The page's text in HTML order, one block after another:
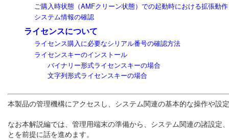
ご購入時状態（AMFクリーン状態）での起動時における拡張動作
システム情報の確認
ライセンスについて
ライセンス購入に必要なシリアル番号の確認方法
ライセンスキーのインストール
バイナリー形式ライセンスキーの場合
文字列形式ライセンスキーの場合
本製品の管理機構にアクセスし、システム関連の基本的な操作や設
なお本解説編では、管理用端末の準備から、システム関連の諸設
とを前提に話を進めます。